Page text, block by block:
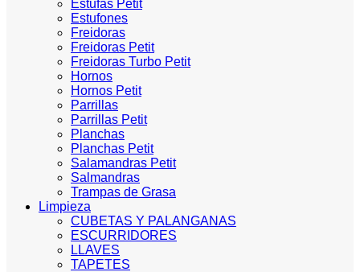
Estufas Petit
Estufones
Freidoras
Freidoras Petit
Freidoras Turbo Petit
Hornos
Hornos Petit
Parrillas
Parrillas Petit
Planchas
Planchas Petit
Salamandras Petit
Salmandras
Trampas de Grasa
Limpieza
CUBETAS Y PALANGANAS
ESCURRIDORES
LLAVES
TAPETES